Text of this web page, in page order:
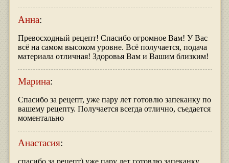
Анна:
Превосходный рецепт! Спасибо огромное Вам! У Вас
всё на самом высоком уровне. Всё получается, подача
материала отличная! Здоровья Вам и Вашим близким!
Марина:
Спасибо за рецепт, уже пару лет готовлю запеканку по
вашему рецепту. Получается всегда отлично, съедается
моментально
Анастасия: